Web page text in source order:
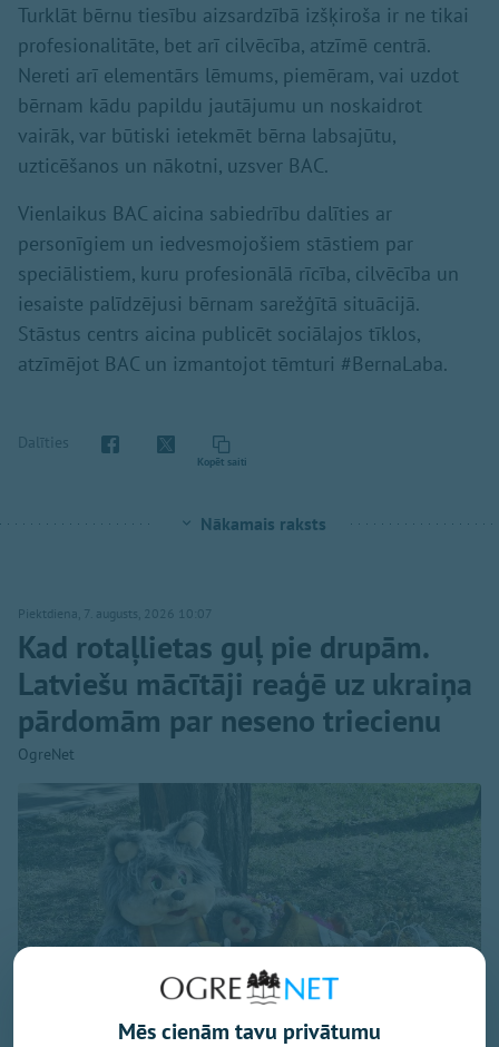
Turklāt bērnu tiesību aizsardzībā izšķiroša ir ne tikai
profesionalitāte, bet arī cilvēcība, atzīmē centrā.
Nereti arī elementārs lēmums, piemēram, vai uzdot
bērnam kādu papildu jautājumu un noskaidrot
vairāk, var būtiski ietekmēt bērna labsajūtu,
uzticēšanos un nākotni, uzsver BAC.
Vienlaikus BAC aicina sabiedrību dalīties ar
personīgiem un iedvesmojošiem stāstiem par
speciālistiem, kuru profesionālā rīcība, cilvēcība un
iesaiste palīdzējusi bērnam sarežģītā situācijā.
Stāstus centrs aicina publicēt sociālajos tīklos,
atzīmējot BAC un izmantojot tēmturi #BernaLaba.
Dalīties
Kopēt saiti
Nākamais raksts
Piektdiena, 7. augusts, 2026 10:07
Kad rotaļlietas guļ pie drupām.
Latviešu mācītāji reaģē uz ukraiņa
pārdomām par neseno triecienu
OgreNet
Mēs cienām tavu privātumu